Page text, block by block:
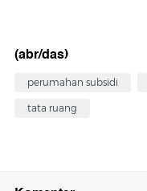
(abr/das)
perumahan subsidi
tata ruang